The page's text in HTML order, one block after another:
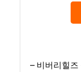
– 비버리힐즈